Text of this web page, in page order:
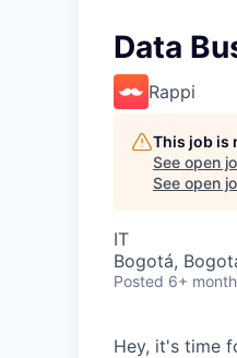
Data
Rappi
This job is
See open
See open
IT
Bogotá,
Posted 6+
Hey, it's time